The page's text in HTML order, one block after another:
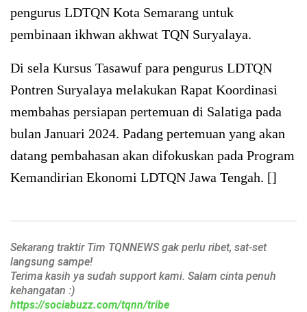
pengurus LDTQN Kota Semarang untuk
pembinaan ikhwan akhwat TQN Suryalaya.
Di sela Kursus Tasawuf para pengurus LDTQN
Pontren Suryalaya melakukan Rapat Koordinasi
membahas persiapan pertemuan di Salatiga pada
bulan Januari 2024. Padang pertemuan yang akan
datang pembahasan akan difokuskan pada Program
Kemandirian Ekonomi LDTQN Jawa Tengah. []
Sekarang traktir Tim TQNNEWS gak perlu ribet, sat-set
langsung sampe!
Terima kasih ya sudah support kami. Salam cinta penuh
kehangatan :)
https://sociabuzz.com/tqnn/tribe